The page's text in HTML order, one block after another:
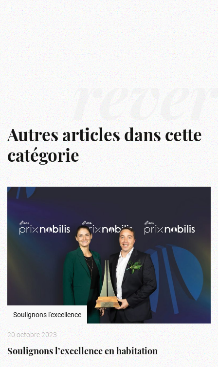
rêver
Autres articles dans cette
catégorie
Soulignons l'excellence
20 octobre 2023
Soulignons l’excellence en habitation